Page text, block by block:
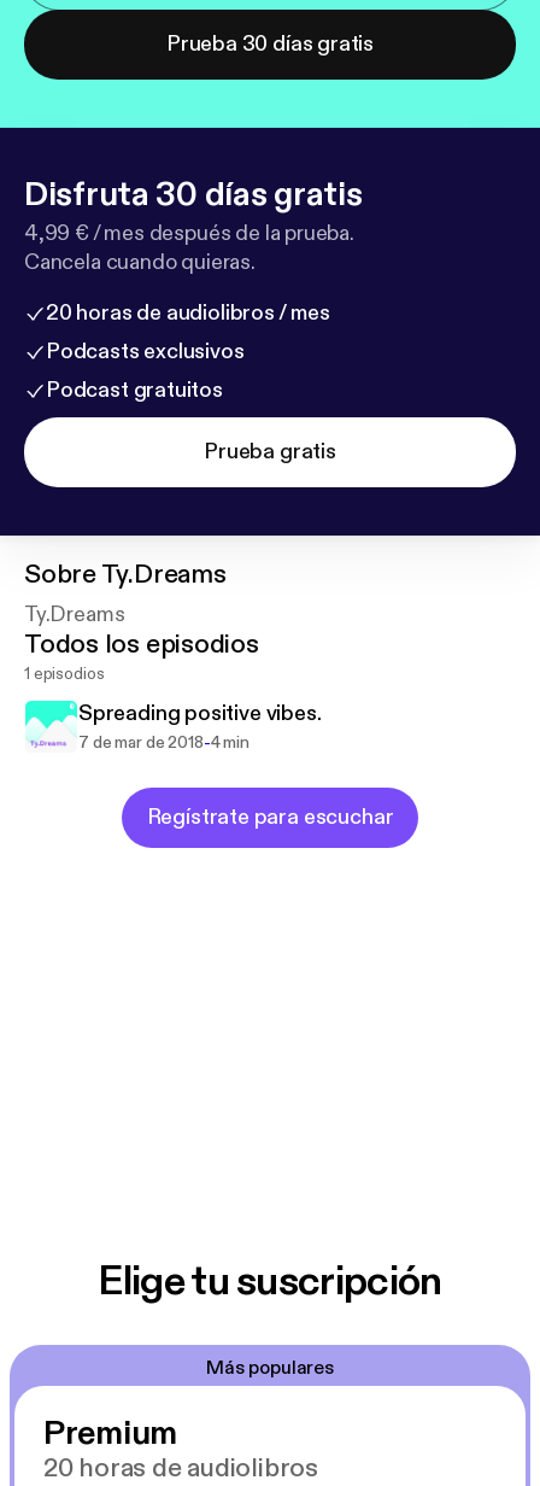
Prueba 30 días gratis
Disfruta 30 días gratis
4,99 € / mes después de la prueba.
Cancela cuando quieras.
20 horas de audiolibros / mes
Podcasts exclusivos
Podcast gratuitos
Prueba gratis
SobreTy.Dreams
Ty.Dreams
Todos los episodios
1 episodios
Spreading positive vibes.
7 de mar de 2018-4 min
Regístrate para escuchar
Elige tu suscripción
Más populares
Premium
20 horas de audiolibros